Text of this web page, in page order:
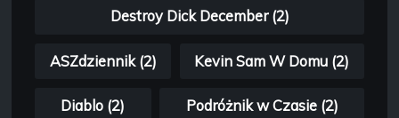
Destroy Dick December (2)
ASZdziennik (2) Kevin Sam W Domu (2)
Diablo (2) Podróżnik w Czasie (2)